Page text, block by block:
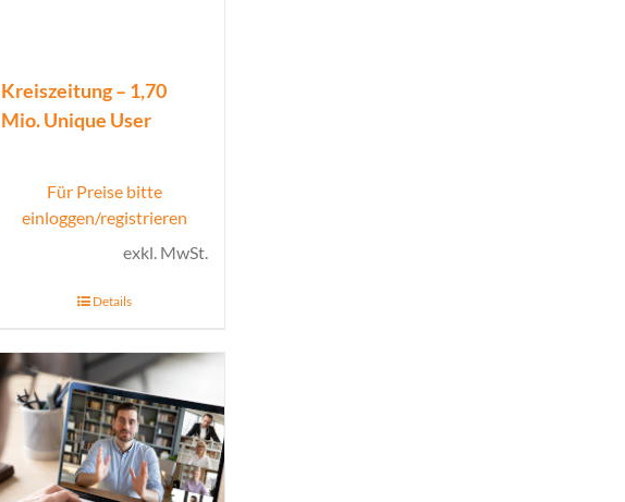
Kreiszeitung – 1,70
Mio. Unique User
Für Preise bitte
einloggen/registrieren
exkl. MwSt.
Details